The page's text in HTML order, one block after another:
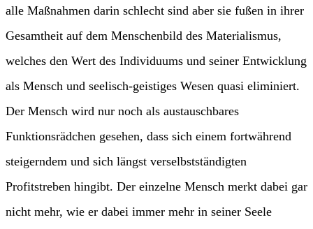
alle Maßnahmen darin schlecht sind aber sie fußen in ihrer
Gesamtheit auf dem Menschenbild des Materialismus,
welches den Wert des Individuums und seiner Entwicklung
als Mensch und seelisch-geistiges Wesen quasi eliminiert.
Der Mensch wird nur noch als austauschbares
Funktionsrädchen gesehen, dass sich einem fortwährend
steigerndem und sich längst verselbstständigten
Profitstreben hingibt. Der einzelne Mensch merkt dabei gar
nicht mehr, wie er dabei immer mehr in seiner Seele